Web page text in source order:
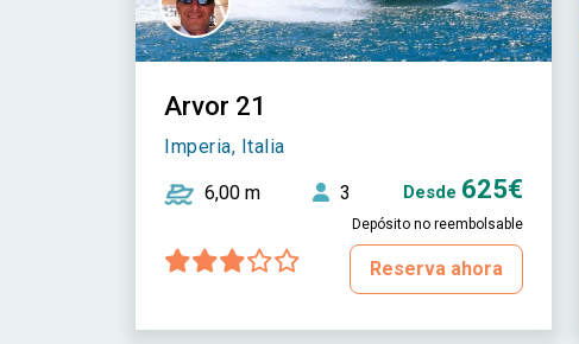
Arvor 21
Imperia, Italia
6,00 m 3 Desde 625€
Depósito no reembolsable
Reserva ahora